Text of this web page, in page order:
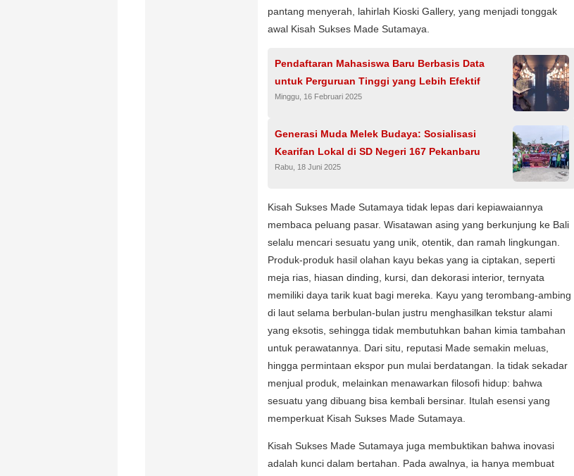
pantang menyerah, lahirlah Kioski Gallery, yang menjadi tonggak
awal Kisah Sukses Made Sutamaya.
Pendaftaran Mahasiswa Baru Berbasis Data
untuk Perguruan Tinggi yang Lebih Efektif
Minggu, 16 Februari 2025
Generasi Muda Melek Budaya: Sosialisasi
Kearifan Lokal di SD Negeri 167 Pekanbaru
Rabu, 18 Juni 2025
Kisah Sukses Made Sutamaya tidak lepas dari kepiawaiannya
membaca peluang pasar. Wisatawan asing yang berkunjung ke Bali
selalu mencari sesuatu yang unik, otentik, dan ramah lingkungan.
Produk-produk hasil olahan kayu bekas yang ia ciptakan, seperti
meja rias, hiasan dinding, kursi, dan dekorasi interior, ternyata
memiliki daya tarik kuat bagi mereka. Kayu yang terombang-ambing
di laut selama berbulan-bulan justru menghasilkan tekstur alami
yang eksotis, sehingga tidak membutuhkan bahan kimia tambahan
untuk perawatannya. Dari situ, reputasi Made semakin meluas,
hingga permintaan ekspor pun mulai berdatangan. Ia tidak sekadar
menjual produk, melainkan menawarkan filosofi hidup: bahwa
sesuatu yang dibuang bisa kembali bersinar. Itulah esensi yang
memperkuat Kisah Sukses Made Sutamaya.
Kisah Sukses Made Sutamaya juga membuktikan bahwa inovasi
adalah kunci dalam bertahan. Pada awalnya, ia hanya membuat